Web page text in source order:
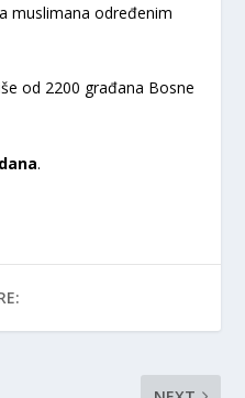
muslimana određenim
od 2200 građana Bosne
.